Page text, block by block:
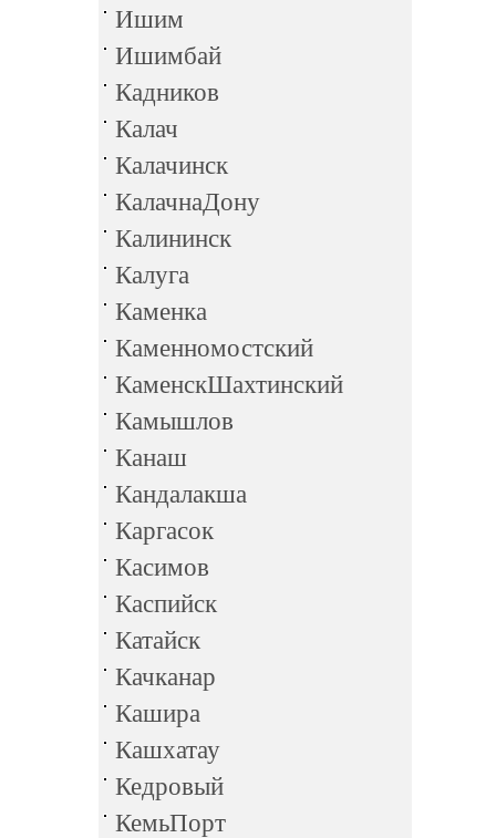
Ишим
Ишимбай
Кадников
Калач
Калачинск
КалачнаДону
Калининск
Калуга
Каменка
Каменномостский
КаменскШахтинский
Камышлов
Канаш
Кандалакша
Каргасок
Касимов
Каспийск
Катайск
Качканар
Кашира
Кашхатау
Кедровый
КемьПорт